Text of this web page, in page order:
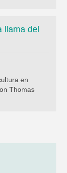
llama del
en
Thomas